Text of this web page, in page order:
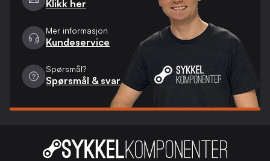
Klikk her
Mer informasjon
Kundeservice
Spørsmål?
Spørsmål & svar